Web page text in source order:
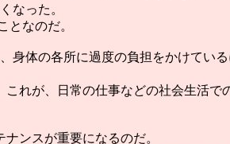
なった。
なのだ。
体の各所に過度の負担をかけてい
れが、日常の仕事などの社会生活で
ンスが重要になるのだ。